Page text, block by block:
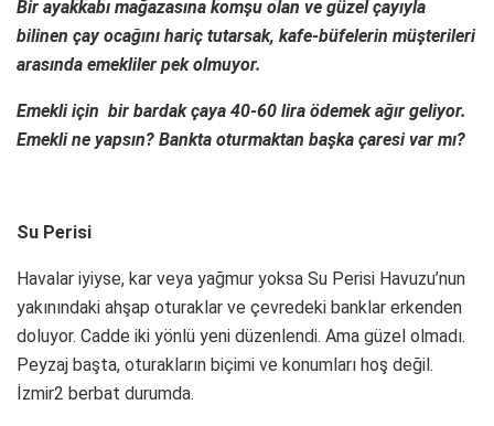
Bir ayakkabı mağazasına komşu olan ve güzel çayıyla
bilinen çay ocağını hariç tutarsak, kafe-büfelerin müşterileri
arasında emekliler pek olmuyor.
Emekli için bir bardak çaya 40-60 lira ödemek ağır geliyor.
Emekli ne yapsın? Bankta oturmaktan başka çaresi var mı?
Su Perisi
Havalar iyiyse, kar veya yağmur yoksa Su Perisi Havuzu’nun
yakınındaki ahşap oturaklar ve çevredeki banklar erkenden
doluyor. Cadde iki yönlü yeni düzenlendi. Ama güzel olmadı.
Peyzaj başta, oturakların biçimi ve konumları hoş değil.
İzmir2 berbat durumda.